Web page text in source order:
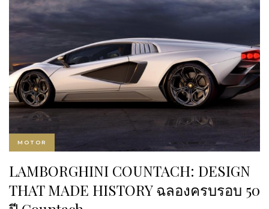
MOTOR
LAMBORGHINI COUNTACH: DESIGN
THAT MADE HISTORY ฉลองครบรอบ 50